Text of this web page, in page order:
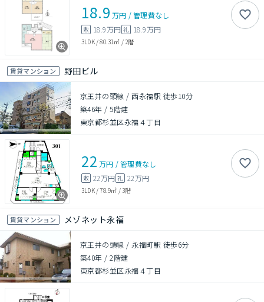
18.9 万円 /管理費なし
敷 18.9万円 礼 18.9万円
3LDK/80.31㎡ / 2階
賃貸マンション 野田ビル
京王井の頭線 / 西永福駅 徒歩10分
築46年 /5階建
東京都杉並区永福４丁目
22 万円 /管理費なし
敷 22万円 礼 22万円
3LDK/78.9㎡ /3階
賃貸マンション メゾネット永福
京王井の頭線 / 永福町駅 徒歩6分
築40年 /2階建
東京都杉並区永福４丁目